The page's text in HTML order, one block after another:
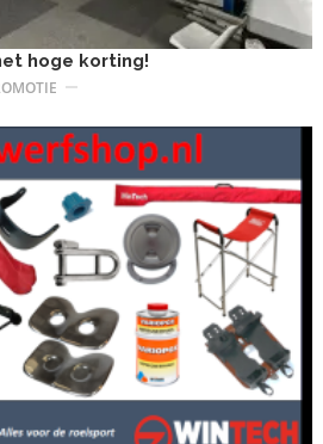
hoge korting!